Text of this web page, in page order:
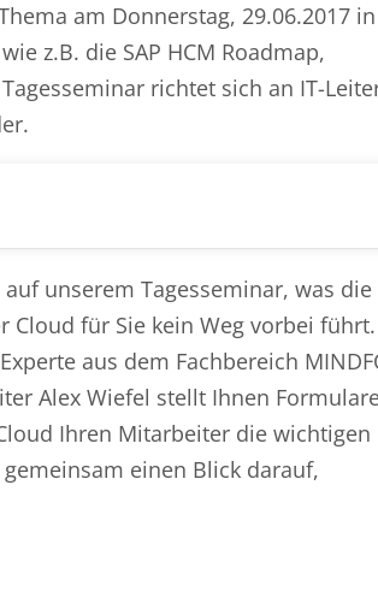
am Donnerstag, 29.06.2017
z.B. die SAP HCM Roadmap,
richtet sich an IT-
unserem Tagesseminar, was
für Sie kein Weg vorbei führt.
aus dem Fachbereich
Alex Wiefel stellt Ihnen
Ihren Mitarbeiter die wichtigen
einen Blick darauf,